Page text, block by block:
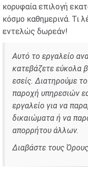
κορυφαία επιλογή
κόσμο καθημερινά. Τι
εντελώς δωρεάν!
Αυτό το εργαλείο
κατεβάζετε εύκολα
εσείς. Διατηρούμε
παροχή υπηρεσιών
εργαλείο για να
δικαιώματα ή να
απορρήτου άλλων.
Διαβάστε τους